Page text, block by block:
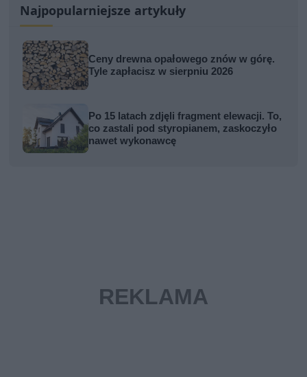
Najpopularniejsze artykuły
Ceny drewna opałowego znów w górę.
Tyle zapłacisz w sierpniu 2026
Po 15 latach zdjęli fragment elewacji. To,
co zastali pod styropianem, zaskoczyło
nawet wykonawcę